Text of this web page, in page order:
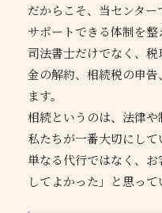
だからこそ、当センタ
サポートできる体制を整
司法書士だけでなく、
金の解約、相続税の申
ます。
相続というのは、法律や
私たちが一番大切にして
単なる代行ではなく、
してよかった」と思っ